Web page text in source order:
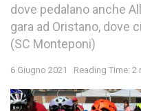
dove pedalano anche
gara ad Oristano, dove
(SC Monteponi)
6 Giugno 2021 Reading Time: 2